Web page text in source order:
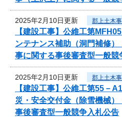
2025年2月10日更新 郡上土木
【建設工事】公維工第
ンテナンス補助（洞門補修
事に関する事後審査型一般競
2025年2月10日更新 郡上土木
【建設工事】公維工第55－
災・安全交付金（除雪機械
事後審査型一般競争入札公告